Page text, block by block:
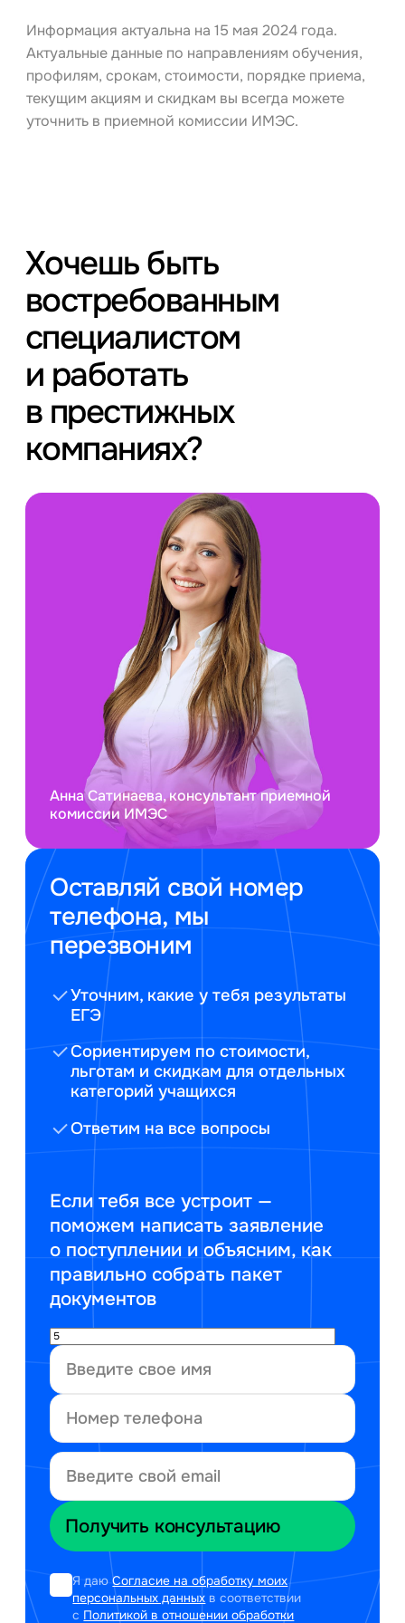
Информация актуальна на 15 мая 2024 года.
Актуальные данные по направлениям обучения,
профилям, срокам, стоимости, порядке приема,
текущим акциям и скидкам вы всегда можете
уточнить в приемной комиссии ИМЭС.
Хочешь быть
востребованным
специалистом
и работать
в престижных
компаниях?
Оставляй свой номер
телефона, мы
перезвоним
Уточним, какие у тебя результаты
ЕГЭ
Сориентируем по стоимости,
льготам и скидкам для отдельных
категорий учащихся
Ответим на все вопросы
Если тебя все устроит —
поможем написать заявление
о поступлении и объясним, как
правильно собрать пакет
документов
Я даюСогласие на обработку моих
персональных данных в соответствии
с Политикой в отношении обработки
Анна Сатинаева, консультант приемной
комиссии ИМЭС